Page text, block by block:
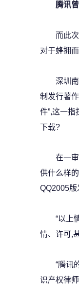
腾讯曾
而此次,
对于蜂拥
深圳南山
制发行著
件”,这一
下载?
在一审二
供什么样
QQ2005
“以上情
情、许可,
“腾讯的
识产权律